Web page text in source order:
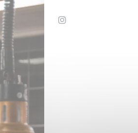
Instagram ((ανοίγει